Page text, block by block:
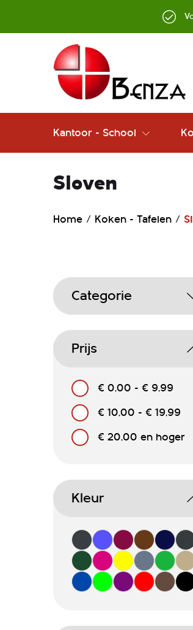
Kantoor - School
Sloven
Home Koken - Tafelen
Categorie
Prijs
€ 0,00 - € 9,99
€ 10,00 - € 19,99
€ 20,00 en hoger
Kleur